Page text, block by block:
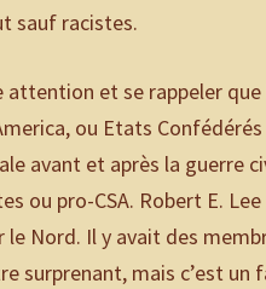
sauf racistes.
et se rappeler que
ou Etats
avant et après la guerre
ou pro-CSA. Robert E.
Nord. Il y avait des
surprenant, mais c’est